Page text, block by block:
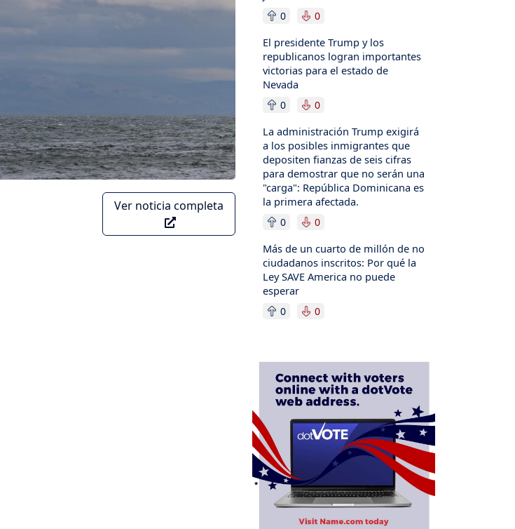
Ver noticia completa
0 0
El presidente Trump y los
republicanos logran importantes
victorias para el estado de
Nevada
0 0
La administración Trump exigirá
a los posibles inmigrantes que
depositen fianzas de seis cifras
para demostrar que no serán una
"carga": República Dominicana es
la primera afectada.
0 0
Más de un cuarto de millón de no
ciudadanos inscritos: Por qué la
Ley SAVE America no puede
esperar
0 0